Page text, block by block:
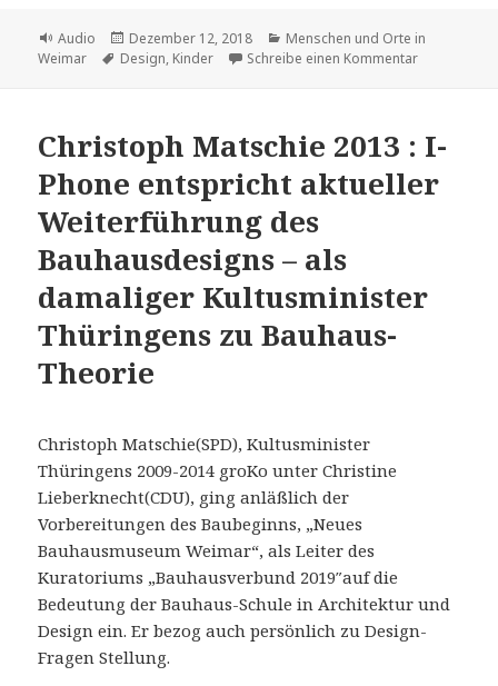
Format
Audio
Veröffentlicht
am
Dezember 12, 2018 Kategorien
Menschen und Orte in
Weimar
Schlagwörter
Design, Kinder Schreibe einen Kommentarzu Es war
Christoph Matschie 2013 : I-
Phone entspricht aktueller
Weiterführung des
Bauhausdesigns – als
damaliger Kultusminister
Thüringens zu Bauhaus-
Theorie
Christoph Matschie(SPD), Kultusminister
Thüringens 2009-2014 groKo unter Christine
Lieberknecht(CDU), ging anläßlich der
Vorbereitungen des Baubeginns, „Neues
Bauhausmuseum Weimar“, als Leiter des
Kuratoriums „Bauhausverbund 2019″auf die
Bedeutung der Bauhaus-Schule in Architektur und
Design ein. Er bezog auch persönlich zu Design-
Fragen Stellung.